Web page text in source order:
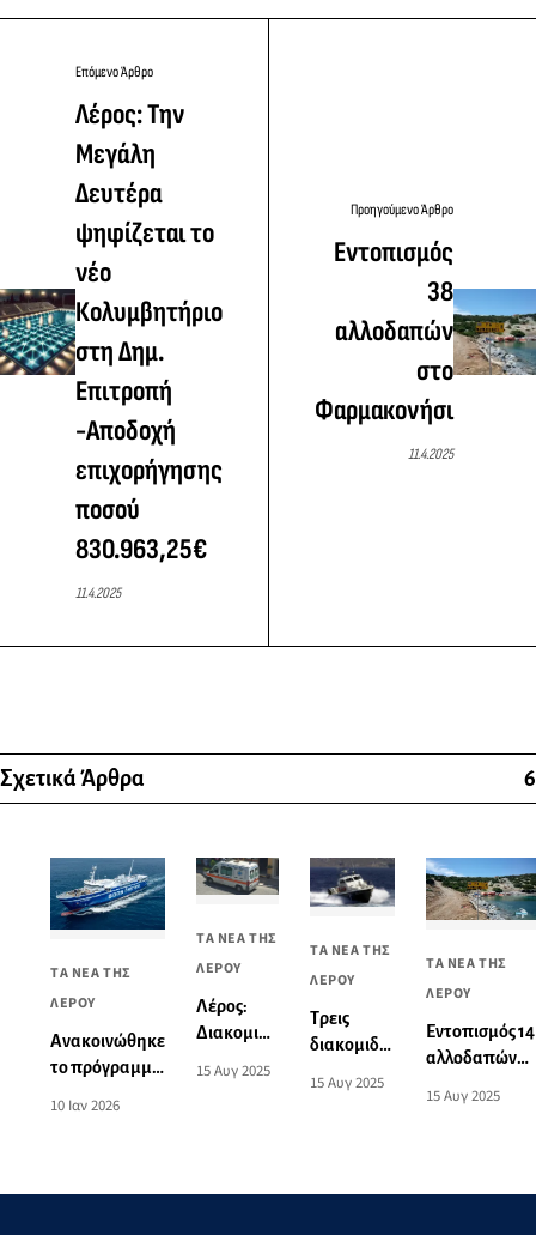
Επόμενο Άρθρο
Λέρος: Την
Μεγάλη
Δευτέρα
ψηφίζεται το
νέο
Κολυμβητήριο
στη Δημ.
Επιτροπή
-Αποδοχή
επιχορήγησης
ποσού
830.963,25€
11.4.2025
Προηγούμενο Άρθρο
Εντοπισμός
38
αλλοδαπών
στο
Φαρμακονήσι
11.4.2025
Σχετικά Άρθρα 6
ΤΑ ΝΕΑ ΤΗΣ
ΛΕΡΟΥ
Ανακοινώθηκε
το πρόγραμμα
περίοδο
10 Ιαν 2026
ΤΑ ΝΕΑ ΤΗΣ
ΛΕΡΟΥ
Λέρος:
Διακομιδή
15 Αυγ 2025
ΤΑ ΝΕΑ ΤΗΣ
ΛΕΡΟΥ
Τρεις
διακομιδές
από Λέρο
15 Αυγ 2025
ΤΑ ΝΕΑ ΤΗΣ
ΛΕΡΟΥ
Εντοπισμός 14
αλλοδαπών
Φαρμακονήσι
15 Αυγ 2025